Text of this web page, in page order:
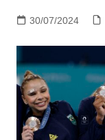
30/07/2024